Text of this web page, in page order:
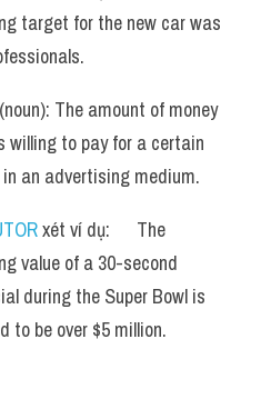
target for the new car was
(noun): The amount of money
to pay for a certain
an advertising medium.
xét ví dụ:      The
value of a 30-second
during the Super Bowl is
to be over $5 million.